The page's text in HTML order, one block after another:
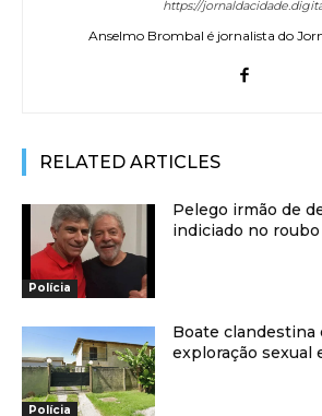
https://
Anselmo Brombal é jornalista do
RELATED ARTICLES
Polícia
Pelego irmão de
indiciado no roubo
Polícia
Boate clandestina
exploração sexual